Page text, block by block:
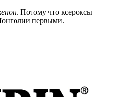
. Потому что ксероксы
первыми.